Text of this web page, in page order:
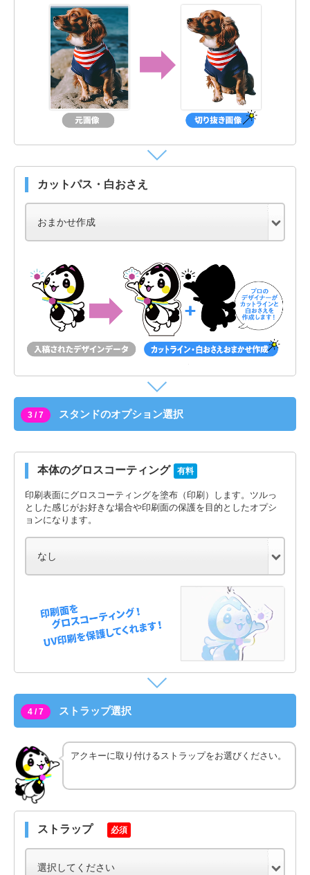
カットパス・白おさえ
3 / 7 スタンドのオプション選択
本体のグロスコーティング 有料
印刷表面にグロスコーティングを塗布（印刷）します。ツルっ
とした感じがお好きな場合や印刷面の保護を目的としたオプシ
ョンになります。
4 / 7 ストラップ選択
アクキーに取り付けるストラップをお選びください。
ストラップ 必須